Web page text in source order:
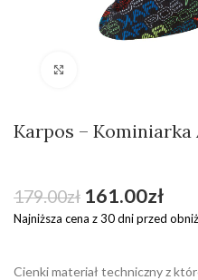
Karpos – Kominiarka
179.00zł 161.00zł
Najniższa cena z 30 dni przed
Cienki materiał techniczny z